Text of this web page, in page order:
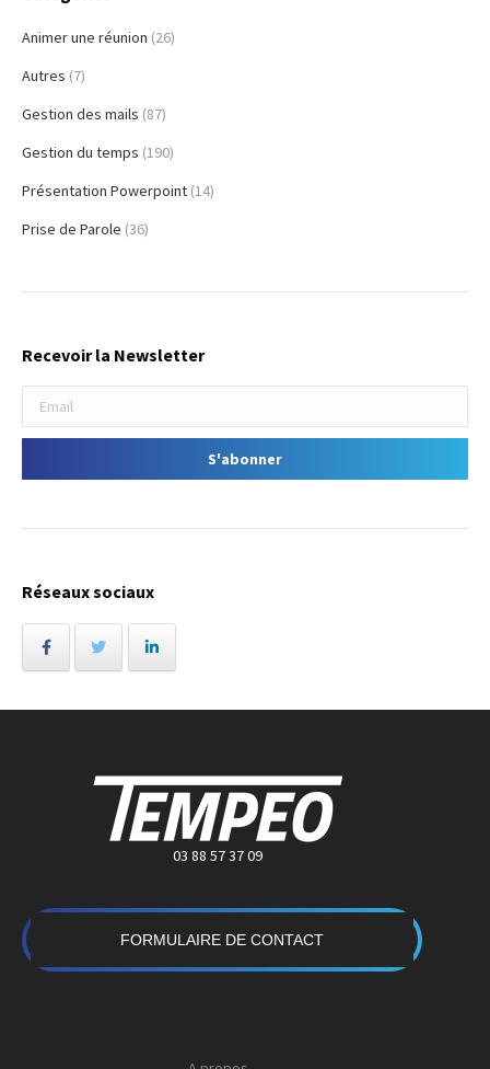
Animer une réunion (26)
Autres (7)
Gestion des mails (87)
Gestion du temps (190)
Présentation Powerpoint (14)
Prise de Parole (36)
Recevoir la Newsletter
Réseaux sociaux
03 88 57 37 09
FORMULAIRE DE CONTACT